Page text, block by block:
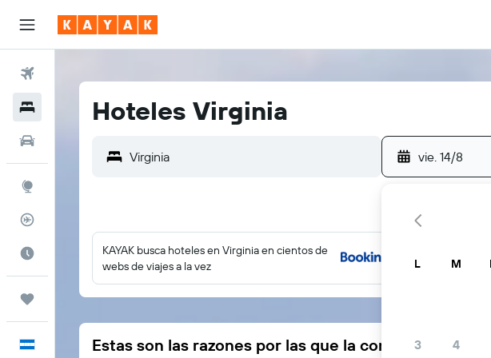
HotelesHoteles Virginia
vie. 14/8
KAYAK busca hoteles en Virginia en cientos de
webs de viajes a la vez
Estas son las razones por las que la comunidad viajera
L M
3 4